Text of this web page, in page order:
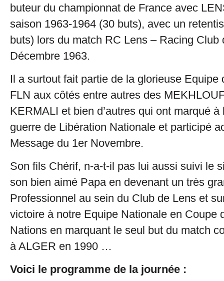
buteur du championnat de France avec
saison 1963-1964 (30 buts), avec un
buts) lors du match RC Lens – Racing Club
Décembre 1963.
Il a surtout fait partie de la glorieuse Equipe
FLN aux côtés entre autres des
KERMALI et bien d’autres qui ont marqué à
guerre de Libération Nationale et participé
Message du 1er Novembre.
Son fils Chérif, n-a-t-il pas lui aussi suivi le
son bien aimé Papa en devenant un très
Professionnel au sein du Club de Lens et
victoire à notre Equipe Nationale en Coupe
Nations en marquant le seul but du match
à ALGER en 1990 …
Voici le programme de la journée :